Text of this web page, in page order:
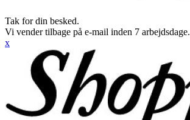
Tak for din besked.
Vi vender tilbage på e-mail inden 7 arbejdsdage.
x